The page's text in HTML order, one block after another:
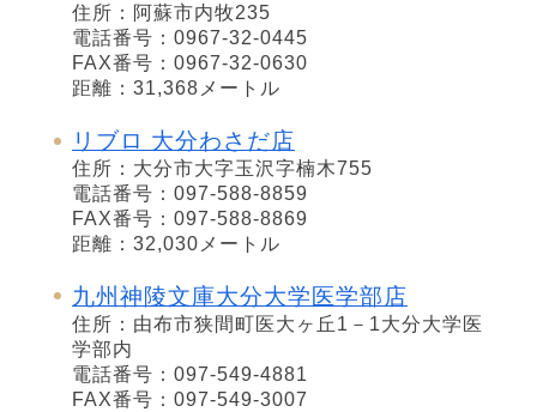
住所：阿蘇市内牧235
電話番号：0967-32-0445
FAX番号：0967-32-0630
距離：31,368メートル
リブロ 大分わさだ店
住所：大分市大字玉沢字楠木755
電話番号：097-588-8859
FAX番号：097-588-8869
距離：32,030メートル
九州神陵文庫大分大学医学部店
住所：由布市狭間町医大ヶ丘1－1大分大学医
学部内
電話番号：097-549-4881
FAX番号：097-549-3007